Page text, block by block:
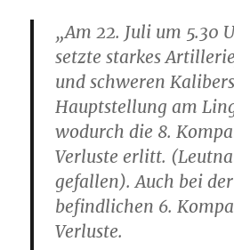
„Am 22. Juli um 5.30
setzte starkes
und schweren
Hauptstellung am
wodurch die 8.
Verluste erlitt.
gefallen). Auch bei
befindlichen 6.
Verluste.